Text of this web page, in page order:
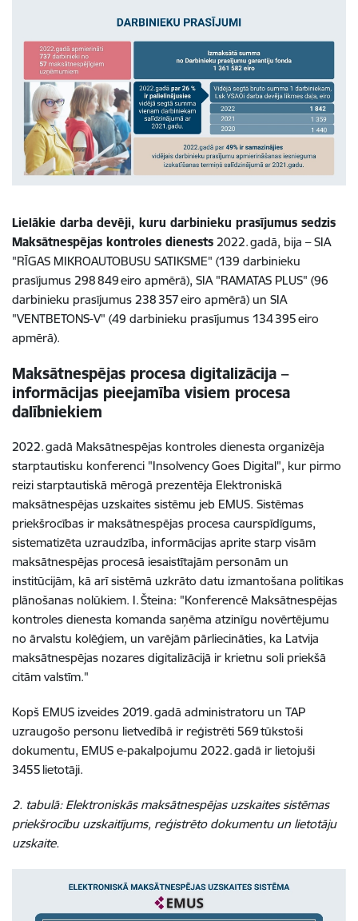
Lielākie darba devēji, kuru darbinieku prasījumus sedzis
Maksātnespējas kontroles dienests 2022. gadā, bija – SIA
"RĪGAS MIKROAUTOBUSU SATIKSME" (139 darbinieku
prasījumus 298 849 eiro apmērā), SIA "RAMATAS PLUS" (96
darbinieku prasījumus 238 357 eiro apmērā) un SIA
"VENTBETONS-V" (49 darbinieku prasījumus 134 395 eiro
apmērā).
Maksātnespējas procesa digitalizācija –
informācijas pieejamība visiem procesa
dalībniekiem
2022. gadā Maksātnespējas kontroles dienesta organizēja
starptautisku konferenci "Insolvency Goes Digital", kur pirmo
reizi starptautiskā mērogā prezentēja Elektroniskā
maksātnespējas uzskaites sistēmu jeb EMUS. Sistēmas
priekšrocības ir maksātnespējas procesa caurspīdīgums,
sistematizēta uzraudzība, informācijas aprite starp visām
maksātnespējas procesā iesaistītajām personām un
institūcijām, kā arī sistēmā uzkrāto datu izmantošana politikas
plānošanas nolūkiem. I. Šteina: "Konferencē Maksātnespējas
kontroles dienesta komanda saņēma atzinīgu novērtējumu
no ārvalstu kolēģiem, un varējām pārliecināties, ka Latvija
maksātnespējas nozares digitalizācijā ir krietnu soli priekšā
citām valstīm."
Kopš EMUS izveides 2019. gadā administratoru un TAP
uzraugošo personu lietvedībā ir reģistrēti 569 tūkstoši
dokumentu, EMUS e-pakalpojumu 2022. gadā ir lietojuši
3455 lietotāji.
2. tabulā: Elektroniskās maksātnespējas uzskaites sistēmas
priekšrocību uzskaitījums, reģistrēto dokumentu un lietotāju
uzskaite.